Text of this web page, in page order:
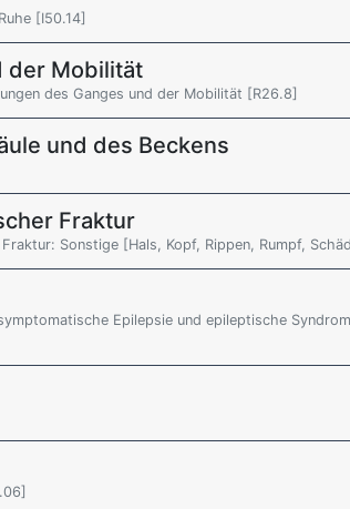
[I50.14]
der Mobilität
des Ganges und der Mobilität [R26.8]
und des Beckens
Fraktur
Sonstige [Hals, Kopf, Rippen, Rumpf,
Epilepsie und epileptische